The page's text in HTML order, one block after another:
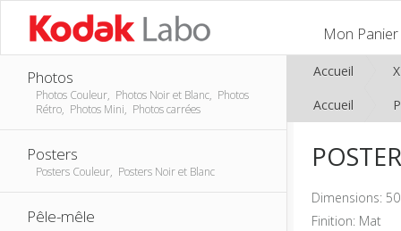
Mon Panier
Photos
Photos Couleur, Photos Noir et Blanc, Photos
Rétro, Photos Mini, Photos carrées
Posters
Posters Couleur, Posters Noir et Blanc
Pêle-mêle
Accueil
Accueil
Dimensions:
Finition: Mat